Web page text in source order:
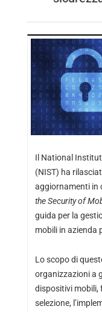
Il National
(NIST) ha
aggiornamenti in
the Security of
guida per la
mobili in azienda
Lo scopo di
organizzazioni a
dispositivi mobili,
selezione,